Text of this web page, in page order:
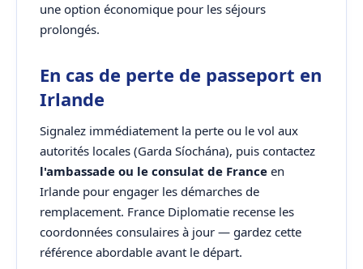
une option économique pour les séjours
prolongés.
En cas de perte de passeport en
Irlande
Signalez immédiatement la perte ou le vol aux
autorités locales (Garda Síochána), puis contactez
l'ambassade ou le consulat de France en
Irlande pour engager les démarches de
remplacement. France Diplomatie recense les
coordonnées consulaires à jour — gardez cette
référence abordable avant le départ.